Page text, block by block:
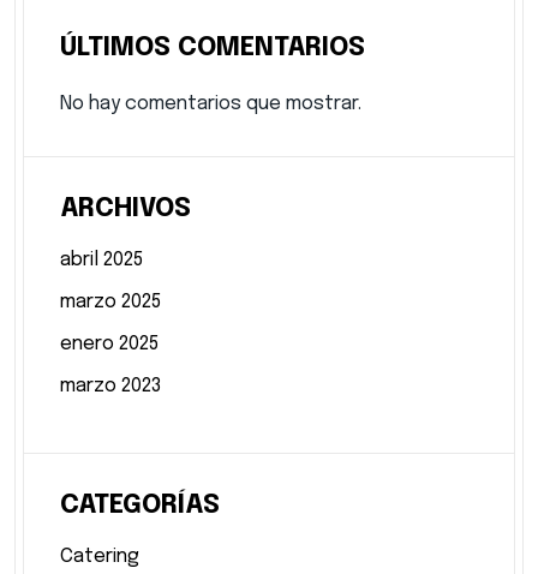
ÚLTIMOS COMENTARIOS
No hay comentarios que mostrar.
ARCHIVOS
abril 2025
marzo 2025
enero 2025
marzo 2023
CATEGORÍAS
Catering